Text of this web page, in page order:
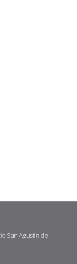
San Agustín de